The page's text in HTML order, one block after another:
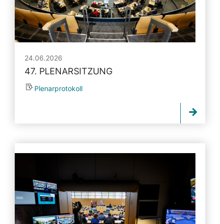
24.06.2026
47. PLENARSITZUNG
Plenarprotokoll